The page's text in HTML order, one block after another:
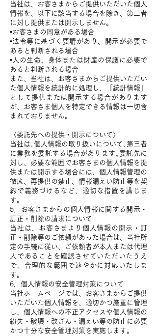
当社は、お客さまからご提供いただいた個人
情報を、以下に該当する場合を除き、第三者
に対し提供または開示しません。
•お客さまの同意がある場合
•法令等に基づく要請があり、開示が必要で
あると判断される場合
•人の生命、身体または財産の保護に必要で
あると判断される場合
また、当社は、お客さまからご提供いただい
た個人情報を統計的に処理し、「統計情報」
として提供または開示する場合があります
が、お客さま個人を特定できる情報は一切含
まれておりません。
〈委託先への提供・開示について〉
当社は､個人情報の取り扱いについて､第三者
に業務を委託する場合があります｡委託先に
対し、必要な範囲でお客さまの個人情報を提
供または開示する場合には、個人情報管理の
徹底、再提供の禁止、情報漏えい防止等を契
約で義務づけるなど、適切な措置を講じま
す。
5．お客さまからの個人情報に関する開示・
訂正・削除の請求について
当社は、お客さまより個人情報の開示・訂
正・削除等のご依頼があった場合は、当社所
定の手続に従い、ご依頼者が本人または代理
人であることを確認させていただいたうえ
で、合理的な範囲で速やかに対応いたしま
す。
6．個人情報の安全管理対策について
当社ホームページでは、お客さまからご提供
いただいた個人情報を、適切かつ厳重に管理
し、個人情報への不正アクセスや個人情報の
紛失・破壊・改ざん・漏えい等の防止に必要
かつ十分な安全管理対策を実施します。